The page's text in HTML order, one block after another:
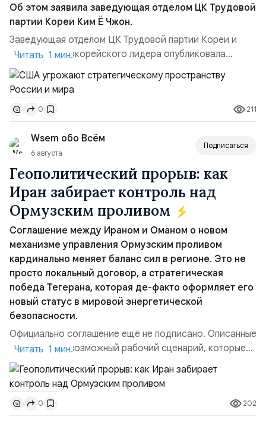
Об этом заявила заведующая отделом ЦК Трудовой
партии Кореи Ким Ё Чжон.
Заведующая отделом ЦК Трудовой партии Кореи и
сестра северокорейского лидера опубликовала
заявление для прессы в ответ на проведение Токио
совместных с флотом США запусков крылатых ракет
Томагавк.«Япония отбросила обманчивую видимость
„исключительно оборонительной страны“ и выносит
вопрос о собственном ядерном вооружении на
всеобщее обозрение, одновреме...
Читать 1 мин.
0 211
Wsem обо Всём
6 августа
Подписаться
Геополитический прорыв: как
Иран забирает контроль над
Ормузским проливом
Соглашение между Ираном и Оманом о новом
механизме управления Ормузским проливом
кардинально меняет баланс сил в регионе. Это не
просто локальный договор, а стратегическая
победа Тегерана, которая де-факто оформляет его
новый статус в мировой энергетической
безопасности.
Официально соглашение ещё не подписано. Описанные
пункты — это возможный рабочий сценарий, которые
скорее всего будут реализованы.Разбираем ключевые
тезисы и последствия этого соглашения:. 1. Новые
доли контроля (75 на 25). Было: Ранее Иран и Оман
контролировали пролив на паритетных началах —
50/50. Стало: Новое соглашение закрепляет за
Читать 1 мин.
0 202